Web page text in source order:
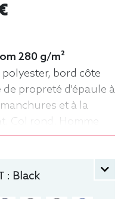
280 g/m²
polyester, bord côte
propreté d'épaule à
et à la
Col rond, Homme
: Black